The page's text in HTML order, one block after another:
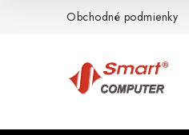
Obchodné podmienky